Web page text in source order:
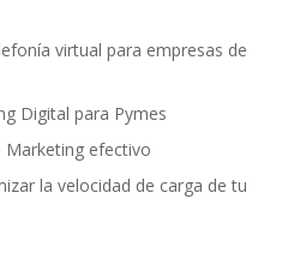
virtual para empresas de
Digital para Pymes
Marketing efectivo
la velocidad de carga de tu